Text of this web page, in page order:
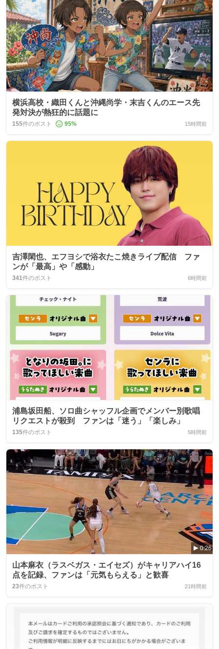
横浜高校・織田くんと沖縄尚学・末吉くんのエース先
発対決が熱狂的に話題に
155件のポスト 95% 15時間前
吉澤閑也、エフヨシで浴衣たこ焼きライブ配信 ファ
ンが「最高」や「感動」
341件のポスト 6時間前
浦島坂田船、ソロ曲シャッフル企画でメンバー別歌唱
リクエストが殺到 ファンは「迷う」「楽しみ」
135件のポスト 5時間前
0:26
山本麻衣（ラスベガス・エイセズ）がキャリアハイ16
点を記録、ファンは「元気もらえる」と歓喜
23件のポスト 21時間前